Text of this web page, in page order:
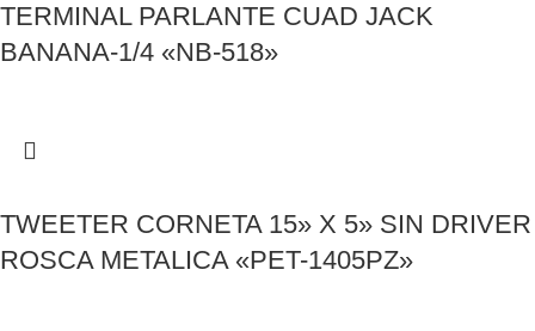
TERMINAL PARLANTE CUAD JACK
BANANA-1/4 «NB-518»
TWEETER CORNETA 15» X 5» SIN DRIVER
ROSCA METALICA «PET-1405PZ»